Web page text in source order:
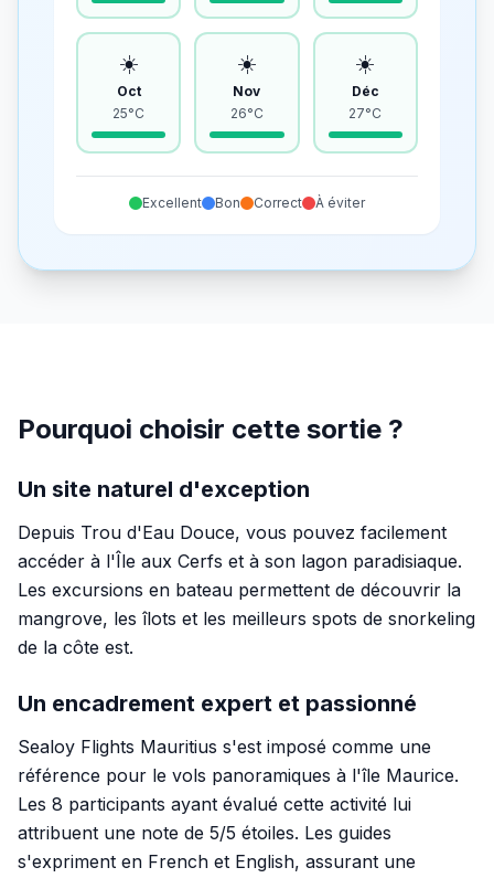
☀️
Oct
25°C
☀️
Nov
26°C
☀️
Déc
27°C
Excellent Bon Correct À éviter
Pourquoi choisir cette sortie ?
Un site naturel d'exception
Depuis Trou d'Eau Douce, vous pouvez facilement
accéder à l'Île aux Cerfs et à son lagon paradisiaque.
Les excursions en bateau permettent de découvrir la
mangrove, les îlots et les meilleurs spots de snorkeling
de la côte est.
Un encadrement expert et passionné
Sealoy Flights Mauritius s'est imposé comme une
référence pour le vols panoramiques à l'île Maurice.
Les 8 participants ayant évalué cette activité lui
attribuent une note de 5/5 étoiles. Les guides
s'expriment en French et English, assurant une